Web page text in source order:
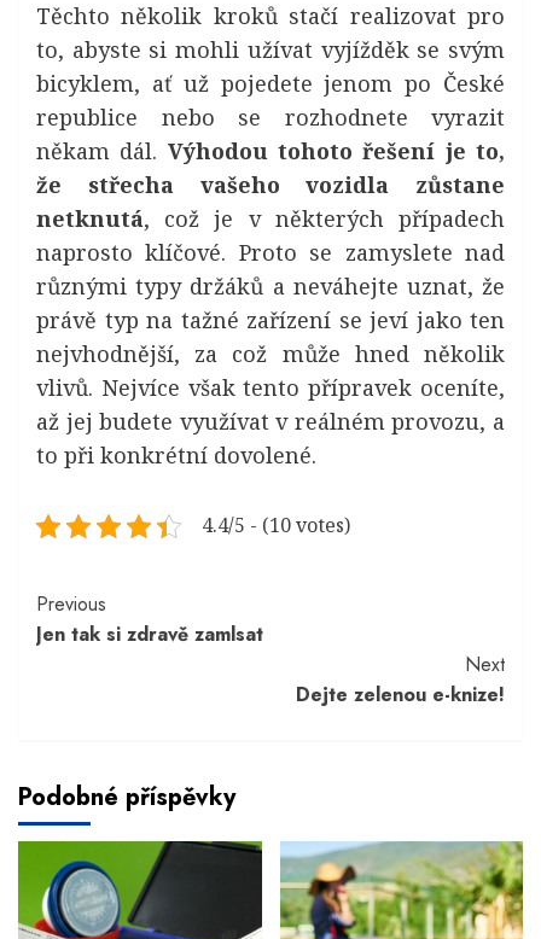
Těchto několik kroků stačí realizovat pro
to, abyste si mohli užívat vyjížděk se svým
bicyklem, ať už pojedete jenom po České
republice nebo se rozhodnete vyrazit
někam dál. Výhodou tohoto řešení je to,
že střecha vašeho vozidla zůstane
netknutá, což je v některých případech
naprosto klíčové. Proto se zamyslete nad
různými typy držáků a neváhejte uznat, že
právě typ na tažné zařízení se jeví jako ten
nejvhodnější, za což může hned několik
vlivů. Nejvíce však tento přípravek oceníte,
až jej budete využívat v reálném provozu, a
to při konkrétní dovolené.
4.4/5 - (10 votes)
Continue
Reading
Previous
Jen tak si zdravě zamlsat
Next
Dejte zelenou e-knize!
Podobné příspěvky